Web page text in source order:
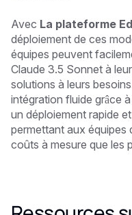
Avec La plateforme
déploiement de ces
équipes peuvent
Claude 3.5 Sonnet à
solutions à leurs
intégration fluide grâce
un déploiement rapide
permettant aux équipes
coûts à mesure que les